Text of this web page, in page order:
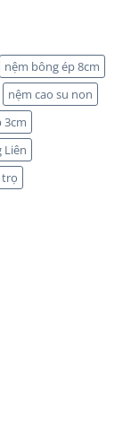
nệm bông ép 8cm
nệm cao su non
3cm
Liên
trọ